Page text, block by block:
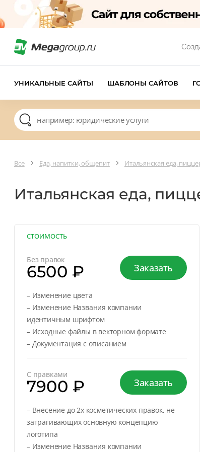
УНИКАЛЬНЫЕ САЙТЫ ШАБЛОНЫ САЙТОВ
Все Еда, напитки, общепит Итальянская еда,
Итальянская еда,
СТОИМОСТЬ
Без правок
6500 ₽ Заказать
– Изменение цвета
– Изменение Названия компании
идентичным шрифтом
– Исходные файлы в векторном формате
– Документация с описанием
С правками
7900 ₽ Заказать
– Внесение до 2х косметических правок, не
затрагивающих основную концепцию
логотипа
– Изменение Названия компании